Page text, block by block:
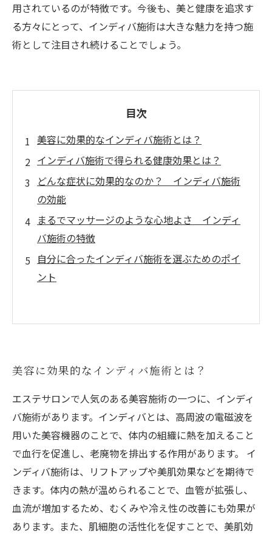
用されているのが特徴です。今後も、美と健康を追求す
る方々にとって、インディバ施術は大きな魅力を持つ施
術として注目され続けることでしょう。
目次
美容に効果的なインディバ施術とは？
インディバ施術で得られる健康効果とは？
どんな症状に効果的なのか？ インディバ施術
の効能
まるでマッサージのような心地よさ インディ
バ施術の特徴
自分に合ったインディバ施術を選ぶためのポイ
ント
美容に効果的なインディバ施術とは？
エステサロンで人気のある美容施術の一つに、インディ
バ施術があります。インディバとは、高周波の電磁波を
用いた美容機器のことで、体内の組織に熱を加えること
で血行を促進し、老廃物を排出する作用があります。 イ
ンディバ施術は、リフトアップや美肌効果などを期待で
きます。体内の熱が温められることで、血管が拡張し、
血流が増加するため、むくみや冷え性の改善にも効果が
あります。また、肌細胞の活性化を促すことで、美肌効